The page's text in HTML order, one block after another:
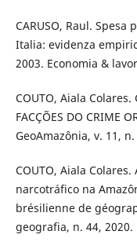
CARUSO, Raul.
Italia: evidenza
2003. Economia &
COUTO, Aiala Colares.
FACÇÕES DO CRIME
GeoAmazônia, v. 11,
COUTO, Aiala
narcotráfico na
brésilienne de
geografia, n. 44, 2020.